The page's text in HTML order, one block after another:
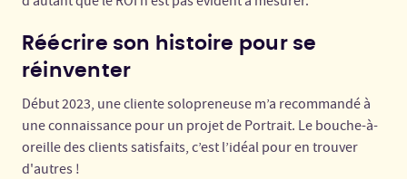
Réécrire son histoire pour se
réinventer
Début 2023, une cliente solopreneuse m’a recommandé à
une connaissance pour un projet de Portrait. Le bouche-à-
oreille des clients satisfaits, c’est l’idéal pour en trouver
d'autres !